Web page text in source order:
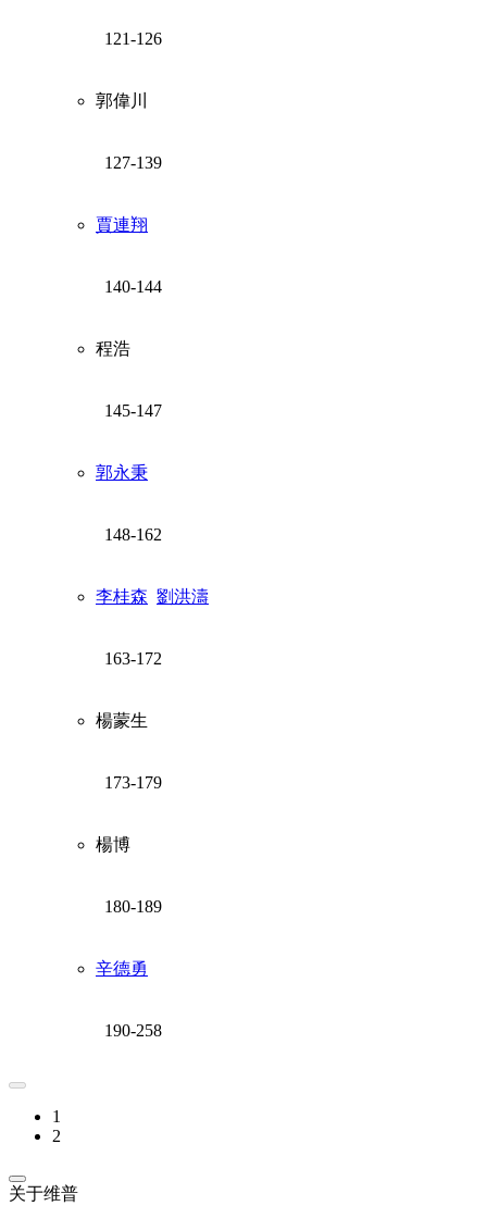
121-126
郭偉川
127-139
賈連翔
140-144
程浩
145-147
郭永秉
148-162
李桂森 劉洪濤
163-172
楊蒙生
173-179
楊博
180-189
辛德勇
190-258
1
2
关于维普